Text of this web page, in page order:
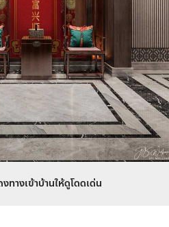
ทางเข้าบ้านให้ดูโดดเด่น